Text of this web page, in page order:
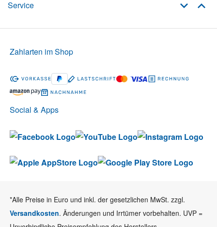
Service
Social & Apps
Zahlarten im Shop
*Alle Preise in Euro und inkl. der gesetzlichen MwSt. zzgl.
Versandkosten. Änderungen und Irrtümer vorbehalten. UVP =